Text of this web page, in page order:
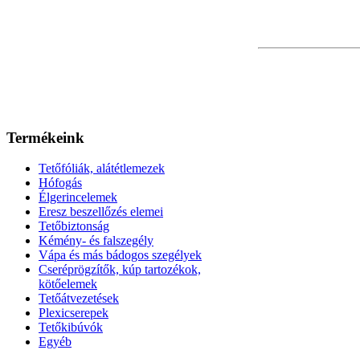
Termékeink
Tetőfóliák, alátétlemezek
Hófogás
Élgerincelemek
Eresz beszellőzés elemei
Tetőbiztonság
Kémény- és falszegély
Vápa és más bádogos szegélyek
Cseréprögzítők, kúp tartozékok,
kötőelemek
Tetőátvezetések
Plexicserepek
Tetőkibúvók
Egyéb